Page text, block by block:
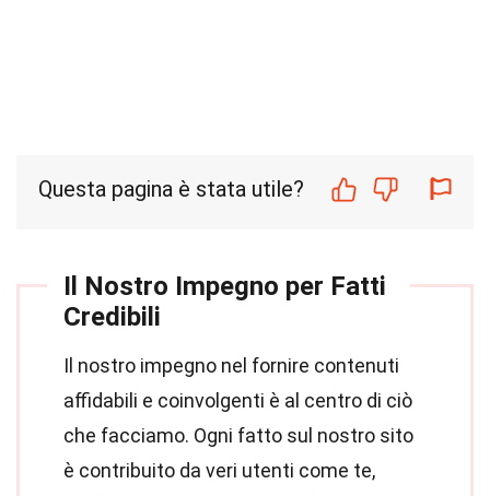
Questa pagina è stata utile?
Il Nostro Impegno per Fatti
Credibili
Il nostro impegno nel fornire contenuti
affidabili e coinvolgenti è al centro di ciò
che facciamo. Ogni fatto sul nostro sito
è contribuito da veri utenti come te,